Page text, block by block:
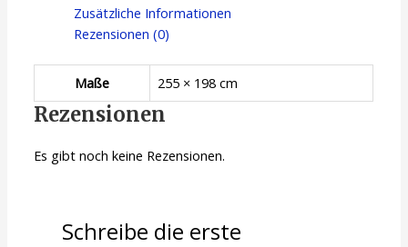
Zusätzliche Informationen
Rezensionen (0)
Maße 255 × 198 cm
Rezensionen
Es gibt noch keine Rezensionen.
Schreibe die erste